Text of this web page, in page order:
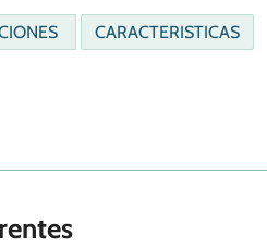
CARACTERISTICAS